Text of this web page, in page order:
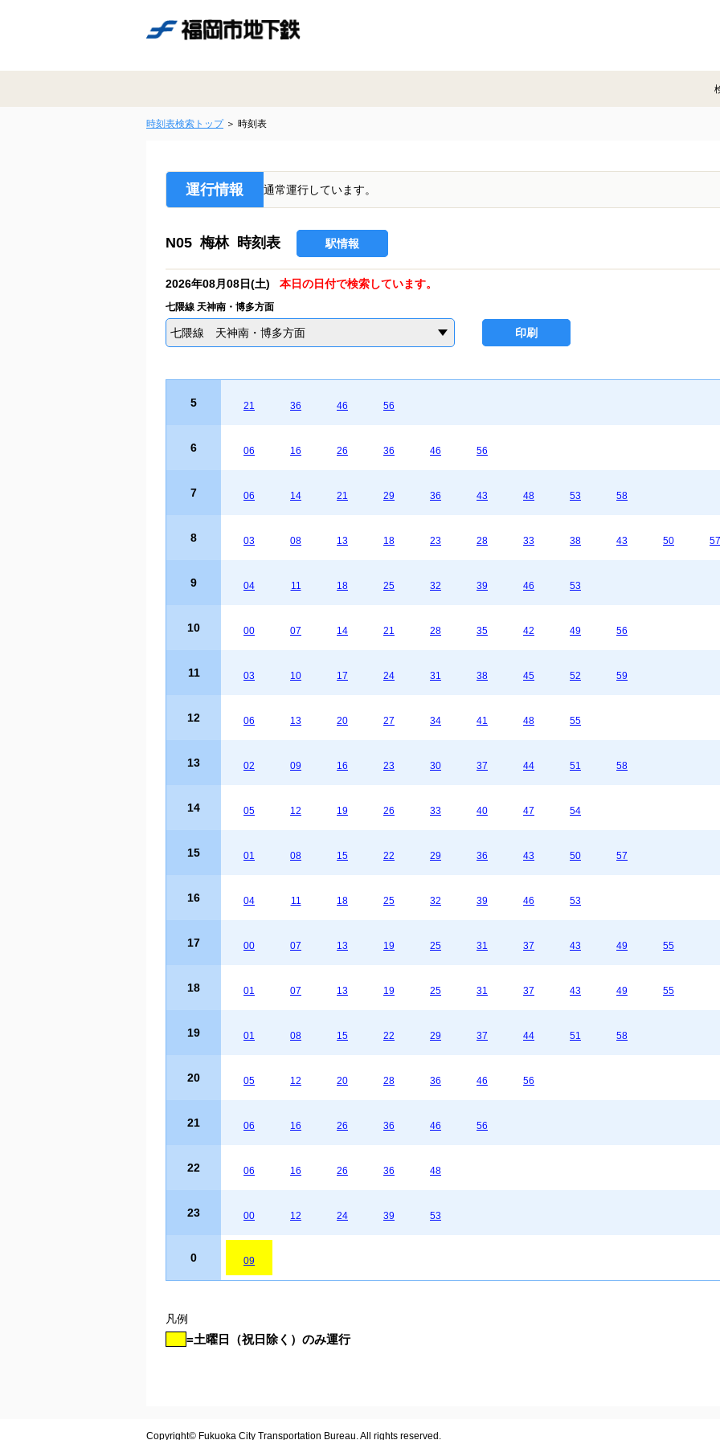
時刻表検索トップ 時刻表
運行情報 通常運行しています。
N05 梅林 時刻表 駅情報
2026年08月08日(土) 本日の日付で検索しています。
七隈線 天神南・博多方面
七隈線 天神南・博多方面 印刷
5 21 36 46 56
6 06 16 26 36 46 56
7 06 14 21 29 36 43 48 53 58
8 03 08 13 18 23 28 33 38 43 50 57
9 04 11 18 25 32 39 46 53
10 00 07 14 21 28 35 42 49 56
11 03 10 17 24 31 38 45 52 59
12 06 13 20 27 34 41 48 55
13 02 09 16 23 30 37 44 51 58
14 05 12 19 26 33 40 47 54
15 01 08 15 22 29 36 43 50 57
16 04 11 18 25 32 39 46 53
17 00 07 13 19 25 31 37 43 49 55
18 01 07 13 19 25 31 37 43 49 55
19 01 08 15 22 29 37 44 51 58
20 05 12 20 28 36 46 56
21 06 16 26 36 46 56
22 06 16 26 36 48
23 00 12 24 39 53
0 09
凡例
=土曜日（祝日除く）のみ運行
Copyright© Fukuoka City Transportation Bureau. All rights reserved.